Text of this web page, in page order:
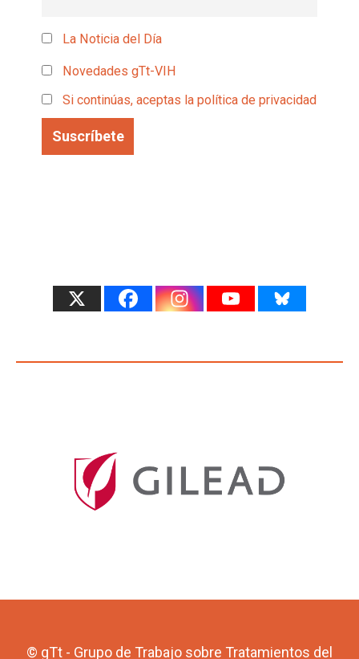
La Noticia del Día
Novedades gTt-VIH
Si continúas, aceptas la política de privacidad
© gTt - Grupo de Trabajo sobre Tratamientos del